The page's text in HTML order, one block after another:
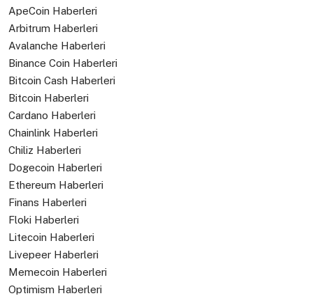
ApeCoin Haberleri
Arbitrum Haberleri
Avalanche Haberleri
Binance Coin Haberleri
Bitcoin Cash Haberleri
Bitcoin Haberleri
Cardano Haberleri
Chainlink Haberleri
Chiliz Haberleri
Dogecoin Haberleri
Ethereum Haberleri
Finans Haberleri
Floki Haberleri
Litecoin Haberleri
Livepeer Haberleri
Memecoin Haberleri
Optimism Haberleri